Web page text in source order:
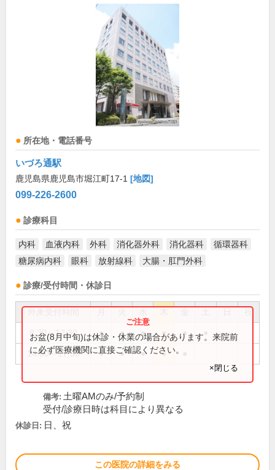
所在地・電話番号
いづろ通駅
鹿児島県鹿児島市堀江町17-1 [地図]
099-226-2600
診療科目
内科 血液内科 外科 消化器外科 消化器科
循環器科
糖尿病内科
眼科 放射線科 大腸・肛門外科
診療/受付時間・休診日
祝
8:30～12:30 ● ● ● ● ●
14:00～17:30 ● ● ● ●
お盆(8月中旬)は休診・休業の場合があります。来院前
に必ず医療機関に直接ご確認ください。
×閉じる
備考: 土曜AMのみ/予約制
受付/診療日時は科目により異なる
休診日: 日、祝
この医院の詳細をみる